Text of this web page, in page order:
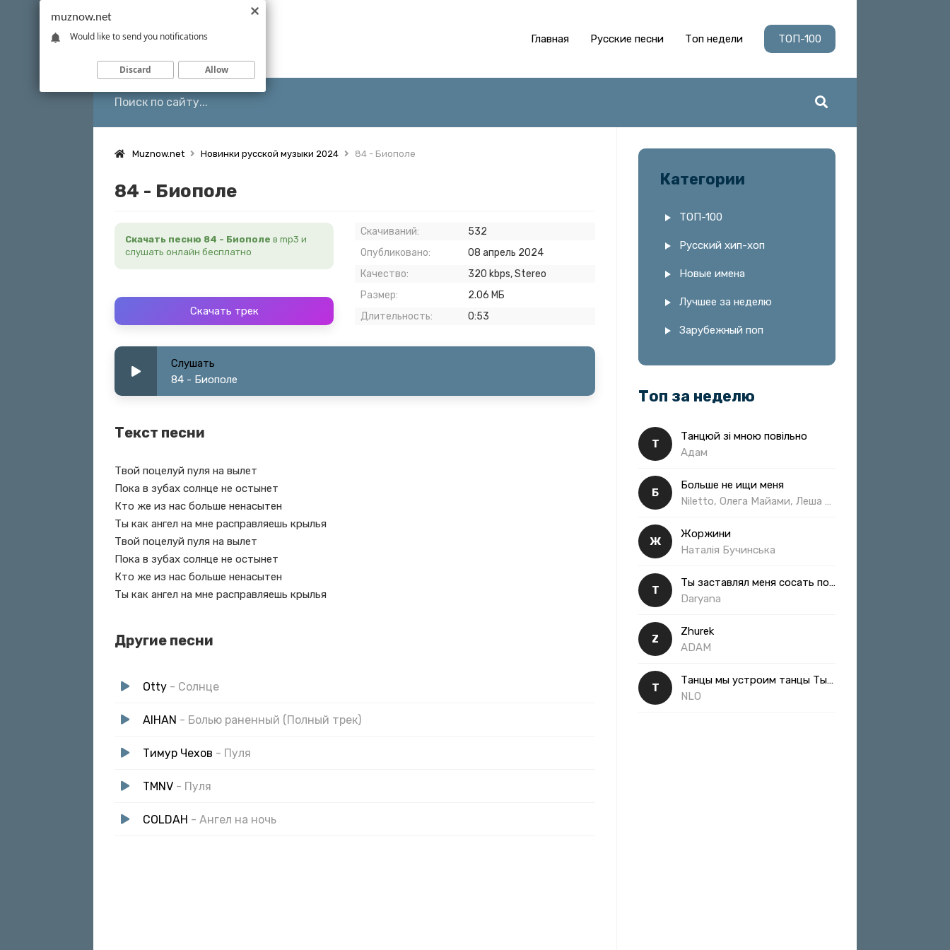
Главная Русские песни Топ недели ТОП-100
Muznow.net Новинки русской музыки 2024 84 - Биополе
84 - Биополе
Скачать песню 84 - Биополе в mp3 и
слушать онлайн бесплатно
Скачать трек
Скачиваний:
532
Опубликовано:
08 апрель 2024
Качество:
320 kbps, Stereo
Размер:
2.06 МБ
Длительность:
0:53
Слушать
84 - Биополе
Текст песни
Твой поцелуй пуля на вылет
Пока в зубах солнце не остынет
Кто же из нас больше ненасытен
Ты как ангел на мне расправляешь крылья
Твой поцелуй пуля на вылет
Пока в зубах солнце не остынет
Кто же из нас больше ненасытен
Ты как ангел на мне расправляешь крылья
Другие песни
Otty - Солнце
AIHAN - Болью раненный (Полный трек)
Тимур Чехов - Пуля
TMNV - Пуля
COLDAH - Ангел на ночь
Категории
ТОП-100
Русский хип-хоп
Новые имена
Лучшее за неделю
Зарубежный поп
Топ за неделю
Т
Танцюй зі мною повільно
Адам
Б
Больше не ищи меня
Ж
Жоржини
Наталія Бучинська
Т
Ты заставлял меня сосать полная
Daryana
Z
Zhurek
ADAM
Т
Танцы мы устроим танцы Ты такая классная
NLO
muznow.net
Would like to send you notifications
Discard Allow